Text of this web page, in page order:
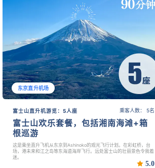
东京直升机场
乘客人数： 5名
富士山直升机游览：5人座
富士山欢乐套餐，包括湘南海滩+箱
根巡游
这是乘坐直升飞机从东京到Ashinoko的观光飞行计划。在彩虹桥，台
场，港未来和江之岛等东海道海岸飞行。远处富士山的壮丽景色令我着
迷。
5.0